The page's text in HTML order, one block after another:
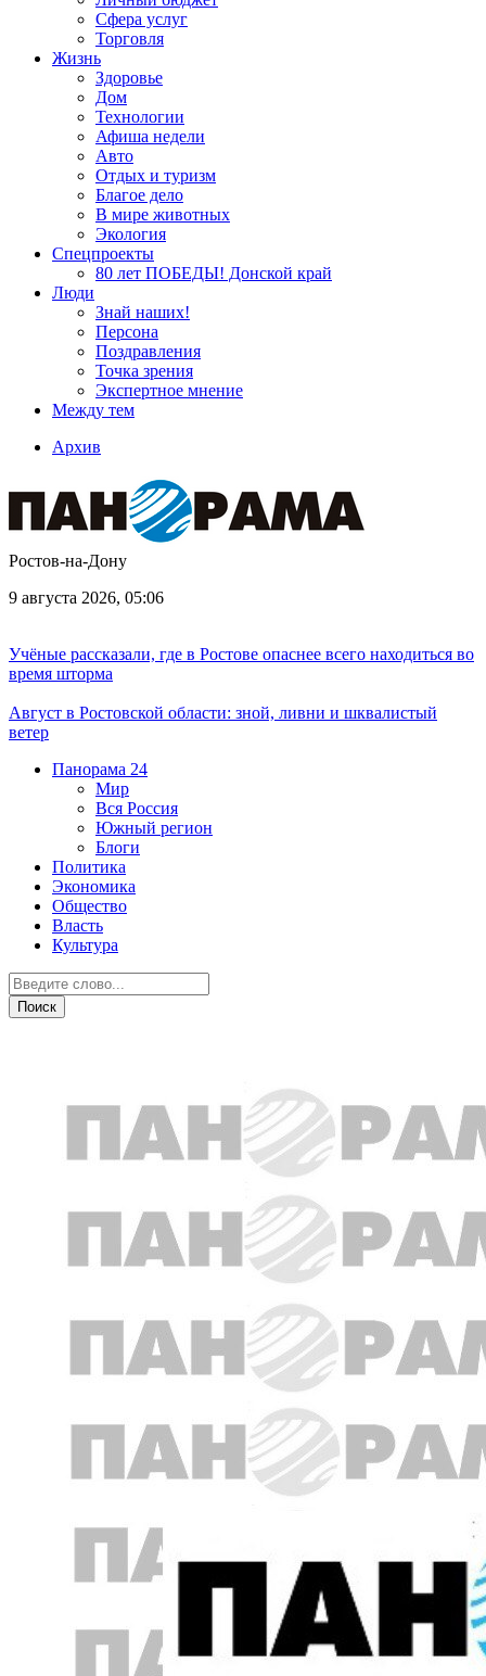
Сфера услуг
Торговля
Жизнь
Здоровье
Дом
Технологии
Афиша недели
Авто
Отдых и туризм
Благое дело
В мире животных
Экология
Спецпроекты
80 лет ПОБЕДЫ! Донской край
Люди
Знай наших!
Персона
Поздравления
Точка зрения
Экспертное мнение
Между тем
Архив
Ростов-на-Дону
9 августа 2026, 05:06
Учёные рассказали, где в Ростове опаснее всего находиться во
время шторма
Август в Ростовской области: зной, ливни и шквалистый
ветер
Панорама 24
Мир
Вся Россия
Южный регион
Блоги
Политика
Экономика
Общество
Власть
Культура